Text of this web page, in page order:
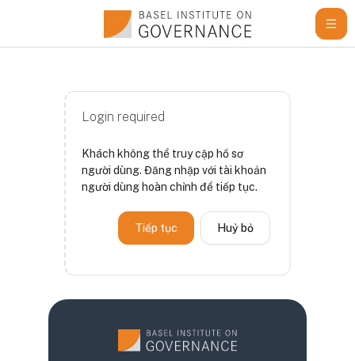
Login required
Khách không thể truy cập hồ sơ
người dùng. Đăng nhập với tài khoản
người dùng hoàn chỉnh để tiếp tục.
Huỷ bỏ
Tiếp tục